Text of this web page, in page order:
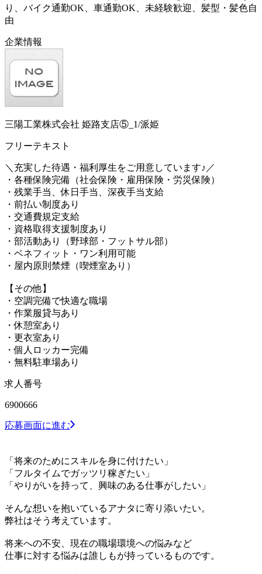
り、バイク通勤OK、車通勤OK、未経験歓迎、髪型・髪色自
由
企業情報
三陽工業株式会社 姫路支店⑤_1/派姫
フリーテキスト
＼充実した待遇・福利厚生をご用意しています♪／
・各種保険完備（社会保険・雇用保険・労災保険）
・残業手当、休日手当、深夜手当支給
・前払い制度あり
・交通費規定支給
・資格取得支援制度あり
・部活動あり（野球部・フットサル部）
・ベネフィット・ワン利用可能
・屋内原則禁煙（喫煙室あり）
【その他】
・空調完備で快適な職場
・作業服貸与あり
・休憩室あり
・更衣室あり
・個人ロッカー完備
・無料駐車場あり
求人番号
6900666
応募画面に進む
「将来のためにスキルを身に付けたい」
「フルタイムでガッツリ稼ぎたい」
「やりがいを持って、興味のある仕事がしたい」
そんな想いを抱いているアナタに寄り添いたい。
弊社はそう考えています。
将来への不安、現在の職場環境への悩みなど
仕事に対する悩みは誰しもが持っているものです。